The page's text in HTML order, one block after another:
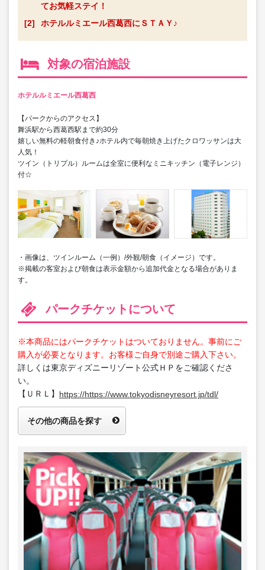
てお気軽ステイ！
[2]
ホテルルミエール西葛西にＳＴＡＹ♪
対象の宿泊施設
ホテルルミエール西葛西
【パークからのアクセス】
舞浜駅から西葛西駅まで約30分
嬉しい無料の軽朝食付き♪ホテル内で毎朝焼き上げたクロワッサンは大
人気！
ツイン（トリプル）ルームは全室に便利なミニキッチン（電子レンジ）
付☆
・画像は、ツインルーム（一例）/外観/朝食（イメージ）です。
※掲載の客室および朝食は表示金額から追加代金となる場合がありま
す。
パークチケットについて
※本商品にはパークチケットはついておりません。事前にご
購入が必要となります。お客様ご自身で別途ご購入下さい。
詳しくは東京ディズニーリゾート公式ＨＰをご確認くださ
い。
【ＵＲＬ】 https://https://www.tokyodisneyresort.jp/tdl/
その他の商品を探す